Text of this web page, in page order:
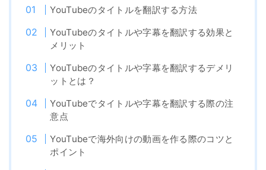
YouTubeのタイトルを翻訳する方法
YouTubeのタイトルや字幕を翻訳する効果と
メリット
YouTubeのタイトルや字幕を翻訳するデメリ
ットとは？
YouTubeでタイトルや字幕を翻訳する際の注
意点
YouTubeで海外向けの動画を作る際のコツと
ポイント